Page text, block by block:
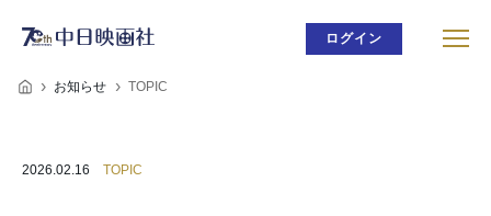
ログイン
お知らせ TOPIC
2026.02.16 TOPIC